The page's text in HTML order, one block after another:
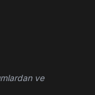
ve